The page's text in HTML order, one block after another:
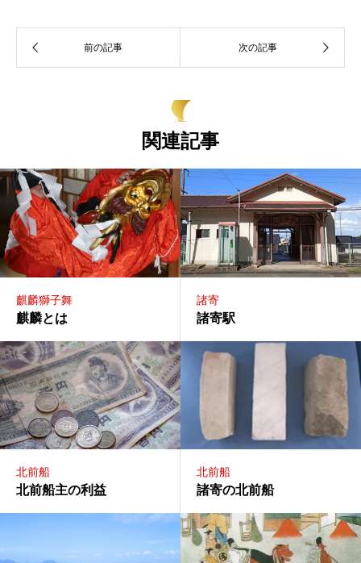
関連記事
麒麟獅子舞
麒麟とは
諸寄
諸寄駅
北前船
北前船主の利益
北前船
諸寄の北前船